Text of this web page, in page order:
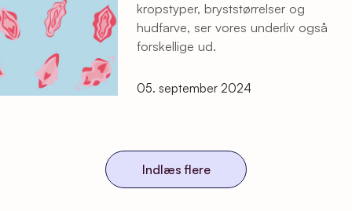
kropstyper, bryststørrelser og
hudfarve, ser vores underliv også
forskellige ud.
05. september 2024
Indlæs flere